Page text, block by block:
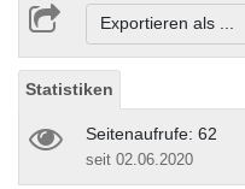
Exportieren als
Statistiken
Seitenaufrufe: 62
seit 02.06.2020